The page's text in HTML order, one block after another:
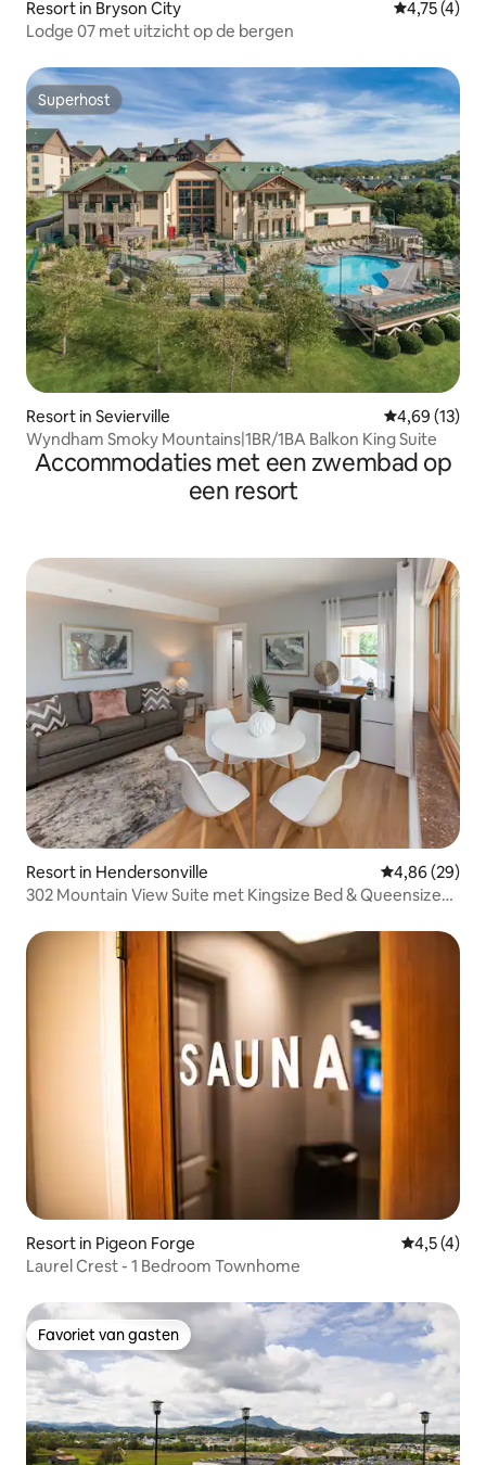
Resort in Bryson City
4,75 (4)
Lodge 07 met uitzicht op de bergen
Superhost
Superhost
Resort in Sevierville Gemiddelde
4,69 (13)
Wyndham Smoky Mountains|1BR/1BA Balkon King Suite
Accommodaties met een zwembad op
een resort
Resort in Hendersonville Gemiddelde
4,86 (29)
302 Mountain View Suite met Kingsize Bed & Queensize
Resort in Pigeon Forge
4,5 (4)
Laurel Crest - 1 Bedroom Townhome
Favoriet van gasten
Favoriet van gasten